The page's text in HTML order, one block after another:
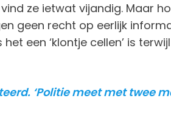
ze ietwat vijandig. Maar
geen recht op eerlijk
een ‘klontje cellen’ is
‘Politie meet met twee